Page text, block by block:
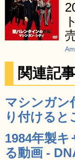
関連記事
マシンガン
り付けると
1984年製
る動画 -